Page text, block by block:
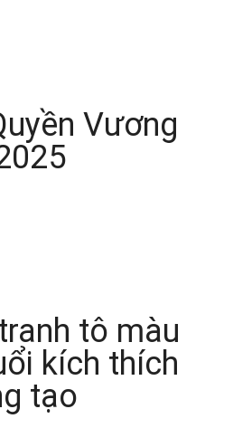
Vương
tô màu
kích thích
tạo